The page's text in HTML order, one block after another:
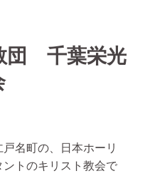
団 千葉栄光
名町の、日本ホーリ
トのキリスト教会で